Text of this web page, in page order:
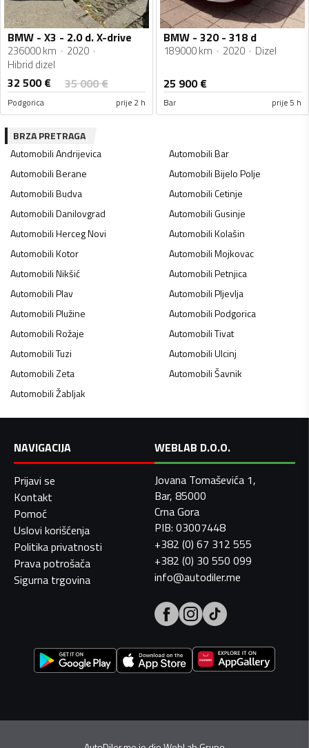
BMW - X3 - 2.0 d. X-drive
236000 km
2020
Hibrid dizel
32 500€ 35 000€
Podgorica prije 2 h
BMW - 320 - 318 d
189000 km 2020 Dizel
25 900€
Bar prije 5 h
BRZA PRETRAGA
AutomobiliAndrijevica AutomobiliBar
AutomobiliBerane AutomobiliBijelo Polje
AutomobiliBudva AutomobiliCetinje
AutomobiliDanilovgrad AutomobiliGusinje
AutomobiliHerceg Novi AutomobiliKolašin
AutomobiliKotor AutomobiliMojkovac
AutomobiliNikšić AutomobiliPetnjica
AutomobiliPlav AutomobiliPljevlja
AutomobiliPlužine AutomobiliPodgorica
AutomobiliRožaje AutomobiliTivat
AutomobiliTuzi AutomobiliUlcinj
AutomobiliZeta AutomobiliŠavnik
AutomobiliŽabljak
NAVIGACIJA
Prijavi se
Kontakt
Pomoć
Uslovi korišćenja
Politika privatnosti
Prava potrošača
Sigurna trgovina
WEBLAB D.O.O.
Jovana Tomaševića 1,
Bar, 85000
Crna Gora
PIB: 03007448
+382 (0) 67 312 555
+382 (0) 30 550 099
info@autodiler.me